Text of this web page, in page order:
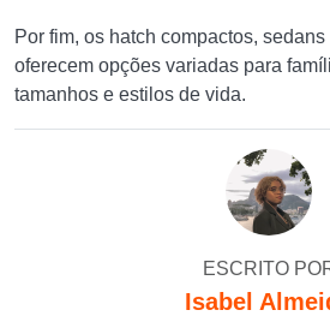
Por fim, os hatch compactos,
oferecem opções variadas para
tamanhos e estilos de vida.
ESCRITO
Isabel